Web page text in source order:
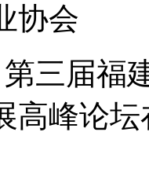
协会
三届福
高峰论